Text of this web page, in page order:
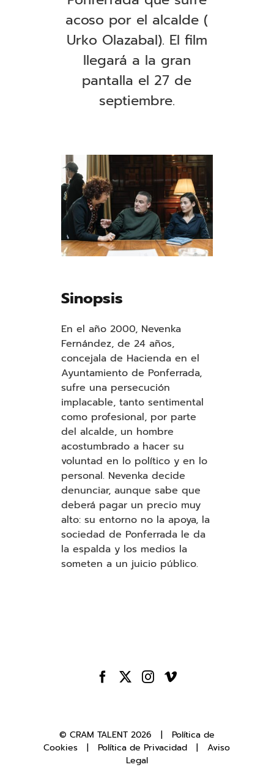
acoso por el alcalde (
Urko Olazabal). El film
llegará a la gran
pantalla el 27 de
septiembre.
Sinopsis
En el año 2000, Nevenka
Fernández, de 24 años,
concejala de Hacienda en el
Ayuntamiento de Ponferrada,
sufre una persecución
implacable, tanto sentimental
como profesional, por parte
del alcalde, un hombre
acostumbrado a hacer su
voluntad en lo político y en lo
personal. Nevenka decide
denunciar, aunque sabe que
deberá pagar un precio muy
alto: su entorno no la apoya, la
sociedad de Ponferrada le da
la espalda y los medios la
someten a un juicio público.
© CRAM TALENT 2026 | Política de
Cookies |Política de Privacidad |Aviso
Legal